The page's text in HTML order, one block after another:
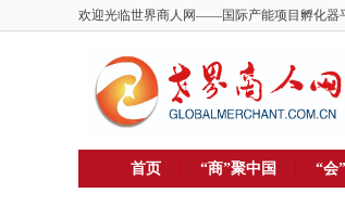
欢迎光临世界商人网——国际产能项目孵化器
首页 “商”聚中国 “会